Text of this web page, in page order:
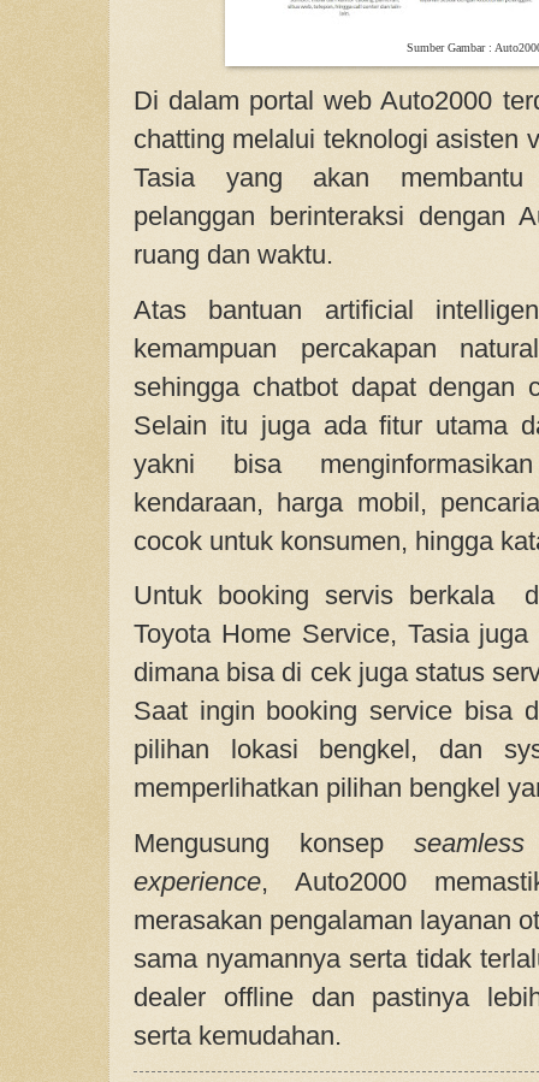
Sumber Gambar :
Di dalam portal web Auto2000
chatting melalui teknologi asisten
Tasia yang akan membantu
pelanggan berinteraksi dengan
ruang dan waktu.
Atas bantuan artificial
kemampuan percakapan
sehingga chatbot dapat dengan
Selain itu juga ada fitur utama
yakni bisa
kendaraan, harga mobil,
cocok untuk konsumen, hingga
Untuk booking servis berkala
Toyota Home Service, Tasia
dimana bisa di cek juga status
Saat ingin booking service bisa
pilihan lokasi bengkel, dan
memperlihatkan pilihan bengkel
Mengusung konsep
experience, Auto2000
merasakan pengalaman layanan
sama nyamannya serta tidak
dealer offline dan pastinya
serta kemudahan.